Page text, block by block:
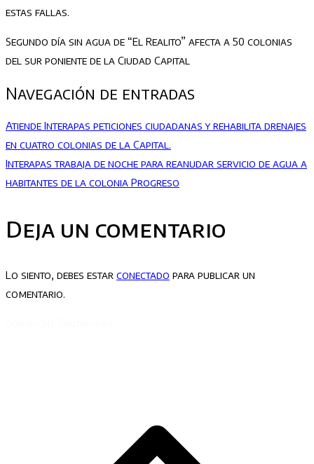
estas fallas.
Segundo día sin agua de “El Realito” afecta a 50 colonias
del sur poniente de la Ciudad Capital
Navegación de entradas
Atiende Interapas peticiones ciudadanas y rehabilita drenajes
en cuatro colonias de la Capital.
Interapas trabaja de noche para reanudar servicio de agua a
habitantes de la colonia Progreso
Deja un comentario
Lo siento, debes estar conectado para publicar un
comentario.